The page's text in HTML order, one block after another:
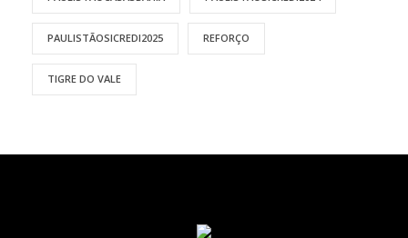
PAULISTÃOSICREDI2025 REFORÇO
TIGRE DO VALE